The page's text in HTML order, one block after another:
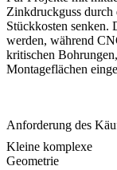
Zinkdruckguss durch
Stückkosten senken.
werden, während
kritischen
Montageflächen
Anforderung des
Kleine komplexe
Geometrie